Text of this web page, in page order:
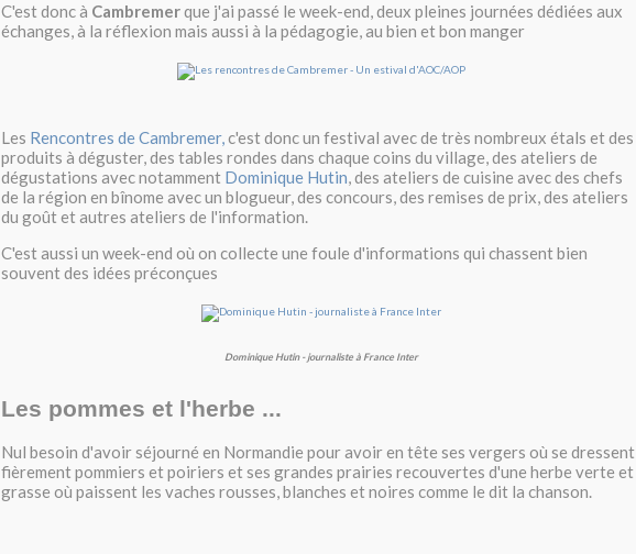
C'est donc à Cambremerque j'ai passé le week-end,deux pleines journées dédiées aux
échanges, à la réflexion mais aussi à la pédagogie, au bien et bon manger
Les Rencontres de Cambremer,c'est donc un festival avec de très nombreux étals et des
produits à déguster, des tables rondes dans chaque coins du village, des ateliers de
dégustations avec notamment Dominique Hutin, des ateliers de cuisine avec des chefs
de la région en bînome avec un blogueur, des concours, des remises de prix, des ateliers
du goût et autres ateliers de l'information.
C'est aussi un week-end où on collecte une foule d'informations qui chassent bien
souvent des idées préconçues
Dominique Hutin - journaliste à France Inter
Les pommes et l'herbe ...
Nul besoin d'avoir séjourné en Normandie pour avoir en tête ses vergers où se dressent
fièrement pommiers et poiriers et ses grandes prairies recouvertes d'une herbe verte et
grasse où paissent les vaches rousses, blanches et noires comme le dit la chanson.